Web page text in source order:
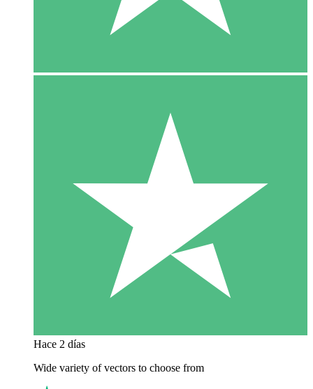
Hace 2 días
Wide variety of vectors to choose from